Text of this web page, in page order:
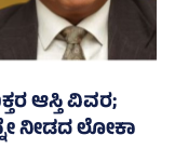
ಆಸ್ತಿ ವಿವರ;
ನೀಡದ ಲೋಕಾ